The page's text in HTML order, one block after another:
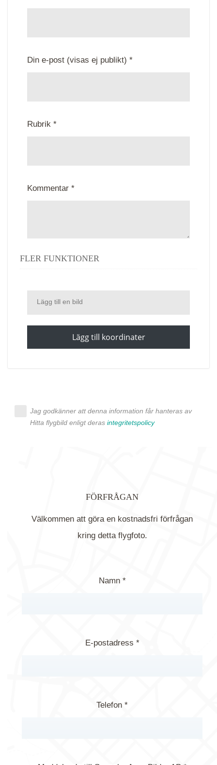
Din e-post (visas ej publikt) *
Rubrik *
Kommentar *
FLER FUNKTIONER
Lägg till en bild
Lägg till koordinater
Jag godkänner att denna information får hanteras av
Hitta flygbild enligt deras integritetspolicy
FÖRFRÅGAN
Välkommen att göra en kostnadsfri förfrågan
kring detta flygfoto.
Namn *
E-postadress *
Telefon *